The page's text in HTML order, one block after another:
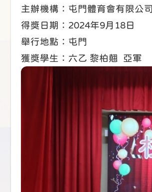
主辦機構：屯門體育會有限公
得獎日期：2024年9月18日
舉行地點：屯門
獲獎學生：六乙 黎柏翹 亞軍